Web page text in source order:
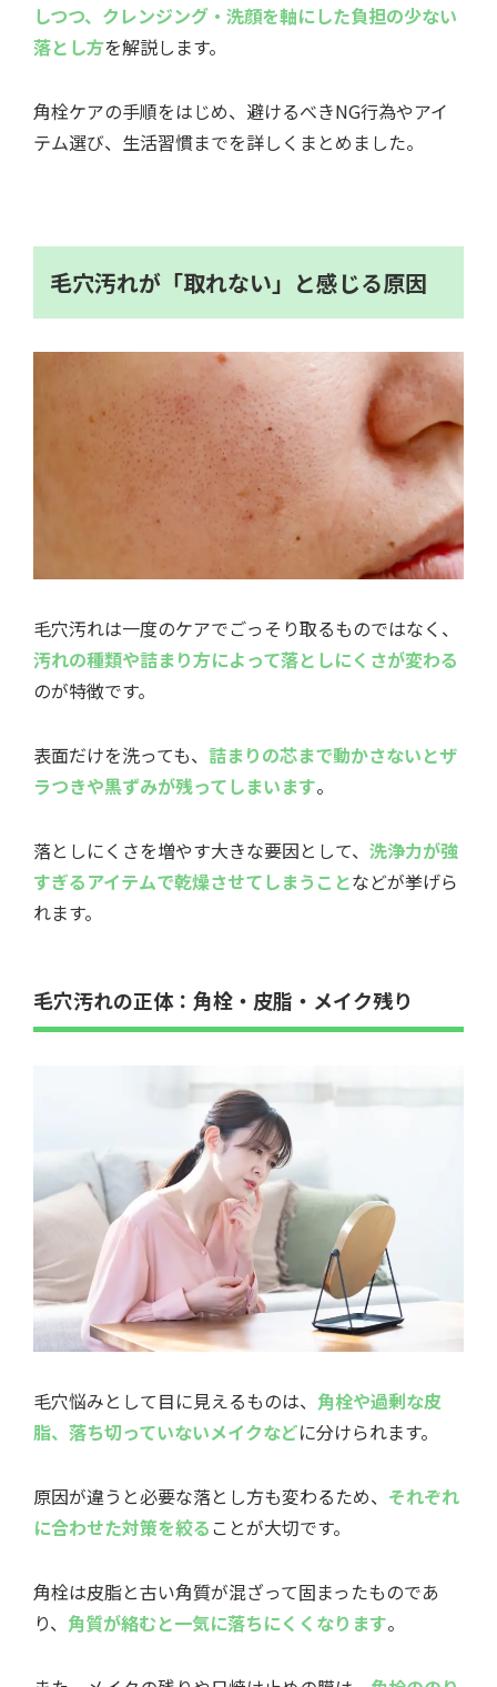
しつつ、クレンジング・洗顔を軸にした負担の少ない
落とし方を解説します。
角栓ケアの手順をはじめ、避けるべきNG行為やアイ
テム選び、生活習慣までを詳しくまとめました。
毛穴汚れが「取れない」と感じる原因
毛穴汚れは一度のケアでごっそり取るものではなく、
汚れの種類や詰まり方によって落としにくさが変わる
のが特徴です。
表面だけを洗っても、 詰まりの芯まで動かさないとザ
ラつきや黒ずみが残ってしまいます。
落としにくさを増やす大きな要因として、 洗浄力が強
すぎるアイテムで乾燥させてしまうことなどが挙げら
れます。
毛穴汚れの正体：角栓・皮脂・メイク残り
毛穴悩みとして目に見えるものは、 角栓や過剰な皮
脂、落ち切っていないメイクなどに分けられます。
原因が違うと必要な落とし方も変わるため、 それぞれ
に合わせた対策を絞る ことが大切です。
角栓は皮脂と古い角質が混ざって固まったものであ
り、 角質が絡むと一気に落ちにくくなります。